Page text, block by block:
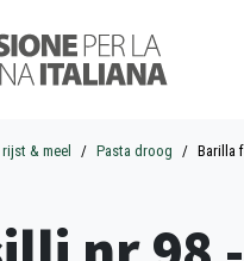
& meel Pasta droog Barilla